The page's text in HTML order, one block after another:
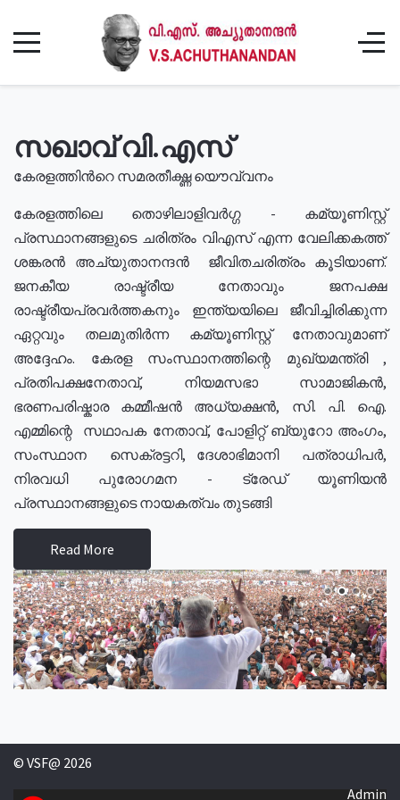
സഖാവ് വി.എസ്
കേരളത്തിൻറെ സമരതീക്ഷ്ണ യൌവ്വനം
കേരളത്തിലെ തൊഴിലാളിവർഗ്ഗ - കമ്യൂണിസ്റ്റ്
പ്രസ്ഥാനങ്ങളുടെ ചരിത്രം വിഎസ് എന്ന വേലിക്കകത്ത്
ശങ്കരൻ അച്യുതാനന്ദൻ ജീവിതചരിത്രം കൂടിയാണ്.
ജനകീയ രാഷ്ട്രീയ നേതാവും ജനപക്ഷ
രാഷ്ട്രീയപ്രവർത്തകനും ഇന്ത്യയിലെ ജീവിച്ചിരിക്കുന്ന
ഏറ്റവും തലമുതിർന്ന കമ്യൂണിസ്റ്റ് നേതാവുമാണ്
അദ്ദേഹം. കേരള സംസ്ഥാനത്തിന്റെ മുഖ്യമന്ത്രി ,
പ്രതിപക്ഷനേതാവ്, നിയമസഭാ സാമാജികൻ,
ഭരണപരിഷ്കാര കമ്മീഷൻ അധ്യക്ഷൻ, സി. പി. ഐ.
എമ്മിന്റെ സഥാപക നേതാവ്, പോളിറ്റ് ബ്യുറോ അംഗം,
സംസ്ഥാന സെക്രട്ടറി, ദേശാഭിമാനി പത്രാധിപർ,
നിരവധി പുരോഗമന - ട്രേഡ് യൂണിയൻ
പ്രസ്ഥാനങ്ങളുടെ നായകത്വം തുടങ്ങി
Read More
© VSF@ 2026
Admin